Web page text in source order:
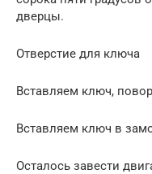
дверцы.
Отверстие для ключа
Вставляем ключ,
Вставляем ключ в
Осталось завести